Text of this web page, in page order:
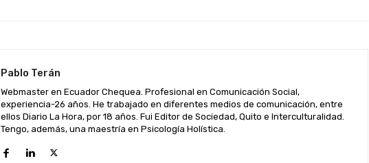
Pablo Terán
Webmaster en Ecuador Chequea. Profesional en Comunicación Social,
experiencia-26 años. He trabajado en diferentes medios de comunicación, entre
ellos Diario La Hora, por 18 años. Fui Editor de Sociedad, Quito e Interculturalidad.
Tengo, además, una maestría en Psicología Holística.